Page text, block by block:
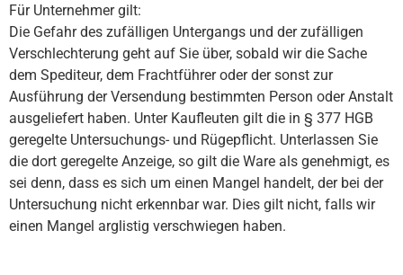
Für Unternehmer gilt:
Die Gefahr des zufälligen Untergangs und der zufälligen
Verschlechterung geht auf Sie über, sobald wir die Sache
dem Spediteur, dem Frachtführer oder der sonst zur
Ausführung der Versendung bestimmten Person oder Anstalt
ausgeliefert haben. Unter Kaufleuten gilt die in § 377 HGB
geregelte Untersuchungs- und Rügepflicht. Unterlassen Sie
die dort geregelte Anzeige, so gilt die Ware als genehmigt, es
sei denn, dass es sich um einen Mangel handelt, der bei der
Untersuchung nicht erkennbar war. Dies gilt nicht, falls wir
einen Mangel arglistig verschwiegen haben.